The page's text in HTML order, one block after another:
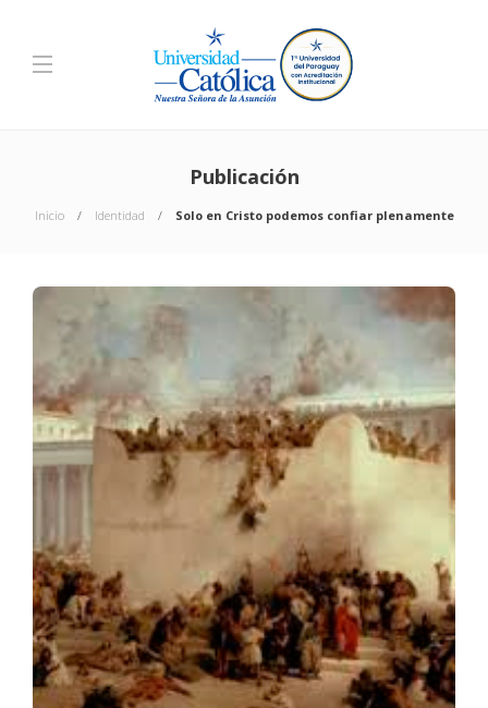
Publicación
Inicio Identidad Solo en Cristo podemos confiar plenamente